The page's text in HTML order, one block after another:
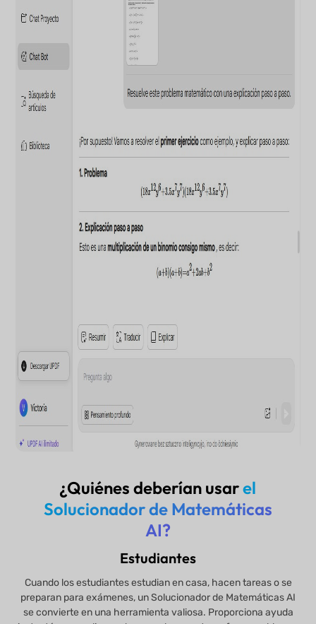
¿Quiénes deberían usarel
Solucionador de Matemáticas
AI?
Estudiantes
Cuando los estudiantes estudian en casa, hacen tareas o se
preparan para exámenes, un Solucionador de Matemáticas AI
se convierte en una herramienta valiosa. Proporciona ayuda